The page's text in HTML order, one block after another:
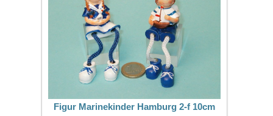
Figur Marinekinder Hamburg 2-f 10cm